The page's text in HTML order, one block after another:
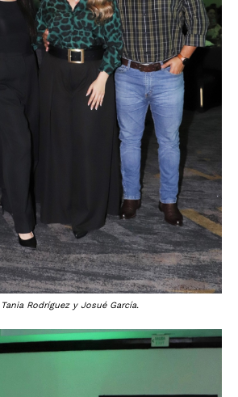
Rodríguez y Josué García.